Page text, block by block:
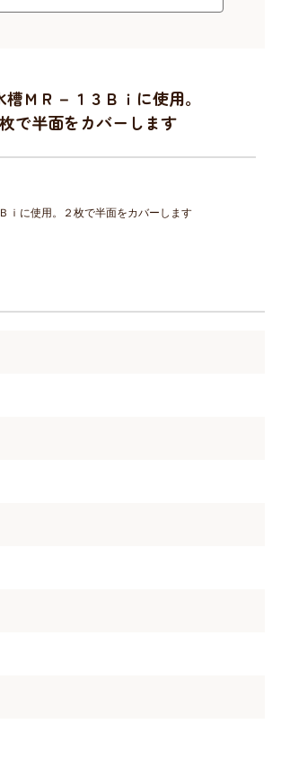
槽ＭＲ－１３Ｂｉに使用。
で半面をカバーします
ｉに使用。２枚で半面をカバーします